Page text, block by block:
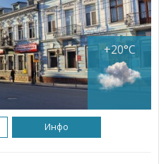
+20°C
Инфо